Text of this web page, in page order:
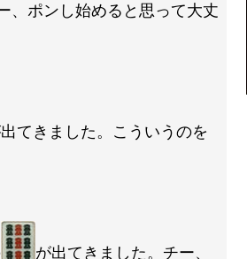
、ポンし始めると思って大丈
てきました。こういうのを
が出てきました。チー、